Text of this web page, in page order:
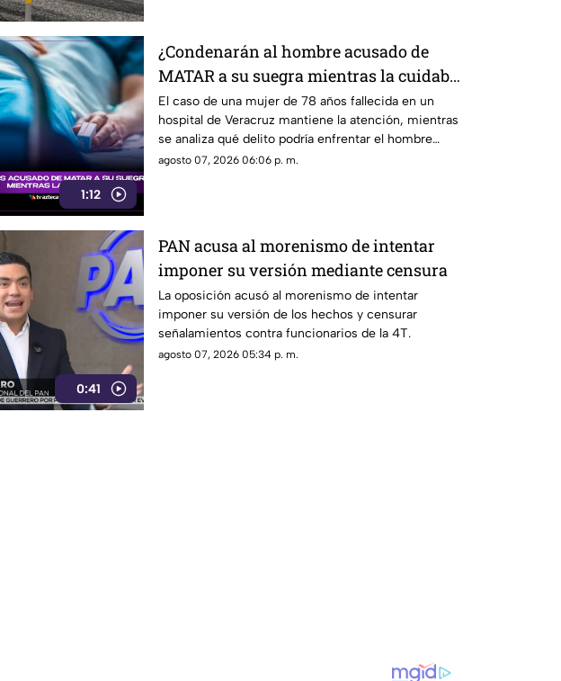
1:12
¿Condenarán al hombre acusado de
MATAR a su suegra mientras la cuidaba
en un hospital de Veracruz? Esto se
sabe
El caso de una mujer de 78 años fallecida en un
hospital de Veracruz mantiene la atención, mientras
se analiza qué delito podría enfrentar el hombre
detenido por la presunta agresión.
agosto 07, 2026 06:06 p. m.
0:41
PAN acusa al morenismo de intentar
imponer su versión mediante censura
La oposición acusó al morenismo de intentar
imponer su versión de los hechos y censurar
señalamientos contra funcionarios de la 4T.
agosto 07, 2026 05:34 p. m.